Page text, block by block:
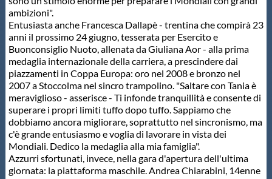
ambizioni".
Entusiasta anche Francesca Dallapè - trentina che compirà 23
anni il prossimo 24 giugno, tesserata per Esercito e
Buonconsiglio Nuoto, allenata da Giuliana Aor - alla prima
medaglia internazionale della carriera, a prescindere dai
piazzamenti in Coppa Europa: oro nel 2008 e bronzo nel
2007 a Stoccolma nel sincro trampolino. "Saltare con Tania è
meraviglioso - asserisce - Ti infonde tranquillità e consente di
superare i propri limiti tuffo dopo tuffo. Sappiamo che
dobbiamo ancora migliorare, soprattutto nel sincronismo, ma
c'è grande entusiasmo e voglia di lavorare in vista dei
Mondiali. Dedico la medaglia alla mia famiglia".
Azzurri sfortunati, invece, nella gara d'apertura dell'ultima
giornata: la piattaforma maschile. Andrea Chiarabini, 14enne